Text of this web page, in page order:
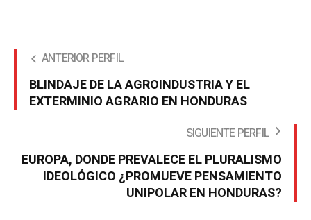
ANTERIOR PERFIL
BLINDAJE DE LA AGROINDUSTRIA Y EL
EXTERMINIO AGRARIO EN HONDURAS
SIGUIENTE PERFIL
EUROPA, DONDE PREVALECE EL PLURALISMO
IDEOLÓGICO ¿PROMUEVE PENSAMIENTO
UNIPOLAR EN HONDURAS?